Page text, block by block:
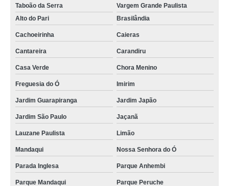
Taboão da Serra
Vargem Grande Paulista
Alto do Pari
Brasilândia
Cachoeirinha Caieras
Cantareira Carandiru
Casa Verde Chora Menino
Freguesia do Ó Imirim
Jardim Guarapiranga Jardim Japão
Jardim São Paulo Jaçanã
Lauzane Paulista Limão
Mandaqui Nossa Senhora do Ó
Parada Inglesa Parque Anhembi
Parque Mandaqui Parque Peruche